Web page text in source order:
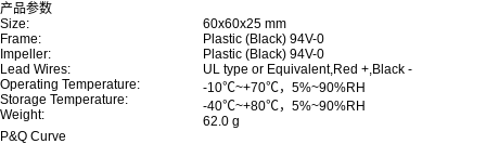
产品参数
Size:
Frame:
Impeller:
Lead Wires:
Operating Temperature:
Storage Temperature:
Weight:
60x60x25 mm
Plastic (Black) 94V-0
Plastic (Black) 94V-0
UL type or Equivalent,Red +,Black -
-10℃~+70℃， 5%~90%RH
-40℃~+80℃，5%~90%RH
62.0 g
P&Q Curve